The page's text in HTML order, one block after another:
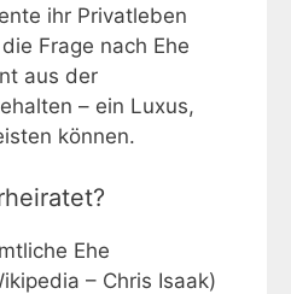
ihr Privatleben
Frage nach Ehe
aus der
– ein Luxus,
können.
Ehe
– Chris Isaak)